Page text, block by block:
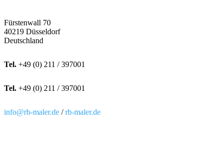
Fürstenwall 70
40219 Düsseldorf
Deutschland
Tel. +49 (0) 211 / 397001
Tel. +49 (0) 211 / 397001
info@rb-maler.de /rb-maler.de